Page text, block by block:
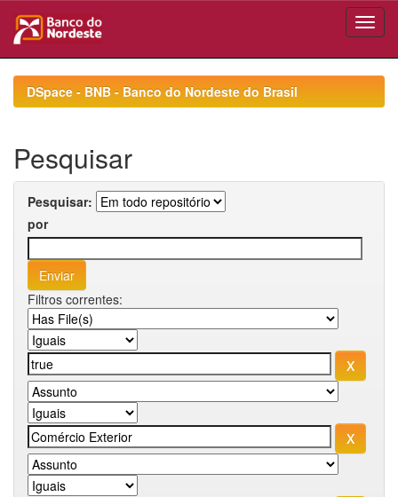
navigationDSpace - BNB - Banco do Nordeste do Brasil
Pesquisar
Pesquisar:
por
Filtros correntes: